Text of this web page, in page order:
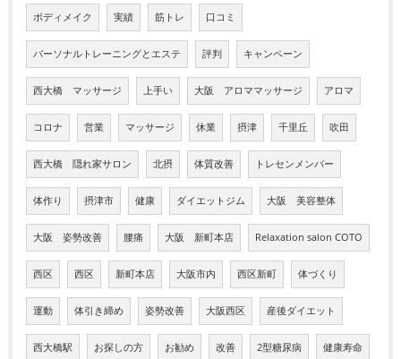
ボディメイク 実績 筋トレ 口コミ
パーソナルトレーニングとエステ 評判 キャンペーン
西大橋 マッサージ 上手い 大阪 アロママッサージ アロマ
コロナ 営業 マッサージ 休業 摂津 千里丘 吹田
西大橋 隠れ家サロン 北摂 体質改善 トレセンメンバー
体作り 摂津市 健康 ダイエットジム 大阪 美容整体
大阪 姿勢改善 腰痛 大阪 新町本店 Relaxation salon COTO
西区 西区 新町本店 大阪市内 西区新町 体づくり
運動 体引き締め 姿勢改善 大阪西区 産後ダイエット
西大橋駅 お探しの方 お勧め 改善 2型糖尿病 健康寿命